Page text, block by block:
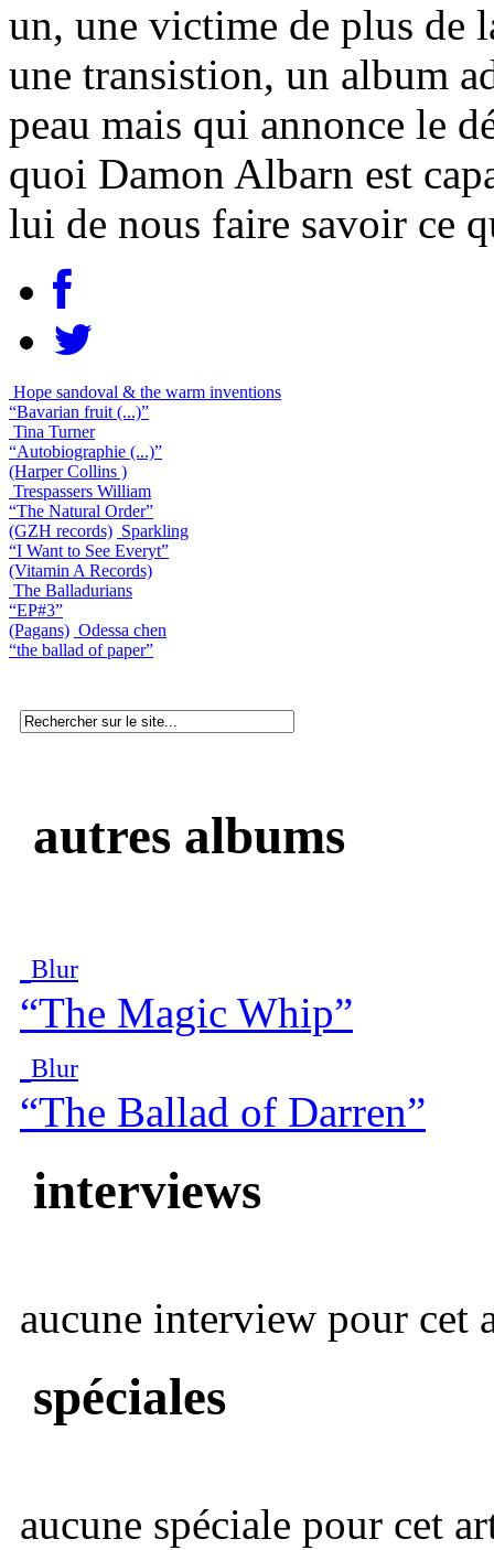
un, une victime de plus de
une transistion, un album
peau mais qui annonce le
quoi Damon Albarn est
lui de nous faire savoir ce
Hope sandoval & the warm inventions
“Bavarian fruit (...)”
Tina Turner
“Autobiographie (...)”
(Harper Collins )
Trespassers William
“The Natural Order”
(GZH records) Sparkling
“I Want to See Everyt”
(Vitamin A Records)
The Balladurians
“EP#3”
(Pagans) Odessa chen
“the ballad of paper”
autres albums
Blur
“The Magic Whip”
Blur
“The Ballad of Darren”
interviews
aucune interview pour cet
spéciales
aucune spéciale pour cet